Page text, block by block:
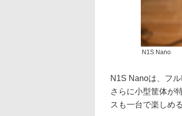
N1S Nano
N1S Nanoは、フ
さらに小型筐体が
スも一台で楽しめる